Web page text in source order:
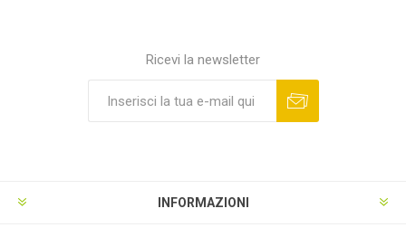
Ricevi la newsletter
INFORMAZIONI